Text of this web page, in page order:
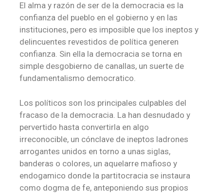
El alma y razón de ser de la democracia es la
confianza del pueblo en el gobierno y en las
instituciones, pero es imposible que los ineptos y
delincuentes revestidos de política generen
confianza. Sin ella la democracia se torna en
simple desgobierno de canallas, un suerte de
fundamentalismo democratico.
Los políticos son los principales culpables del
fracaso de la democracia. La han desnudado y
pervertido hasta convertirla en algo
irreconocible, un cónclave de ineptos ladrones
arrogantes unidos en torno a unas siglas,
banderas o colores, un aquelarre mafioso y
endogamico donde la partitocracia se instaura
como dogma de fe, anteponiendo sus propios